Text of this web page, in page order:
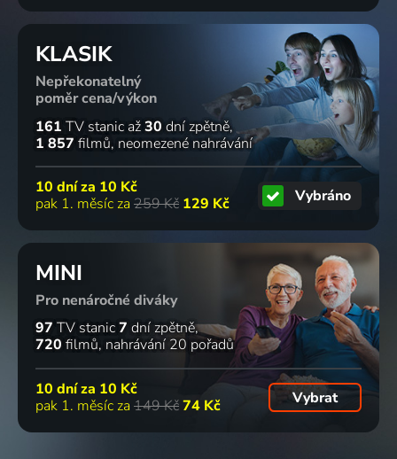
KLASIK
Nepřekonatelný
poměr cena/výkon
161 TV stanic až30 dní zpětně
1 857 filmů neomezené nahrávání
10 dní za 10 Kč
pak 1. měsíc za 259 Kč 129 Kč Vybráno
MINI
Pro nenáročné diváky
97 TV stanic7 dní zpětně
720 filmů nahrávání 20 pořadů
10 dní za 10 Kč
pak 1. měsíc za 149 Kč74 Kč Vybrat